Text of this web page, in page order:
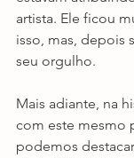
artista. Ele ficou
isso, mas, depois
seu orgulho.
Mais adiante, na
com este mesmo
podemos